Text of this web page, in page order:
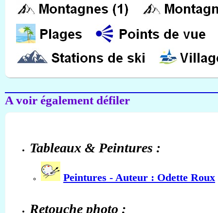
A voir également défiler
Tableaux & Peintures :
Peintures - Auteur : Odette Roux
Retouche photo :